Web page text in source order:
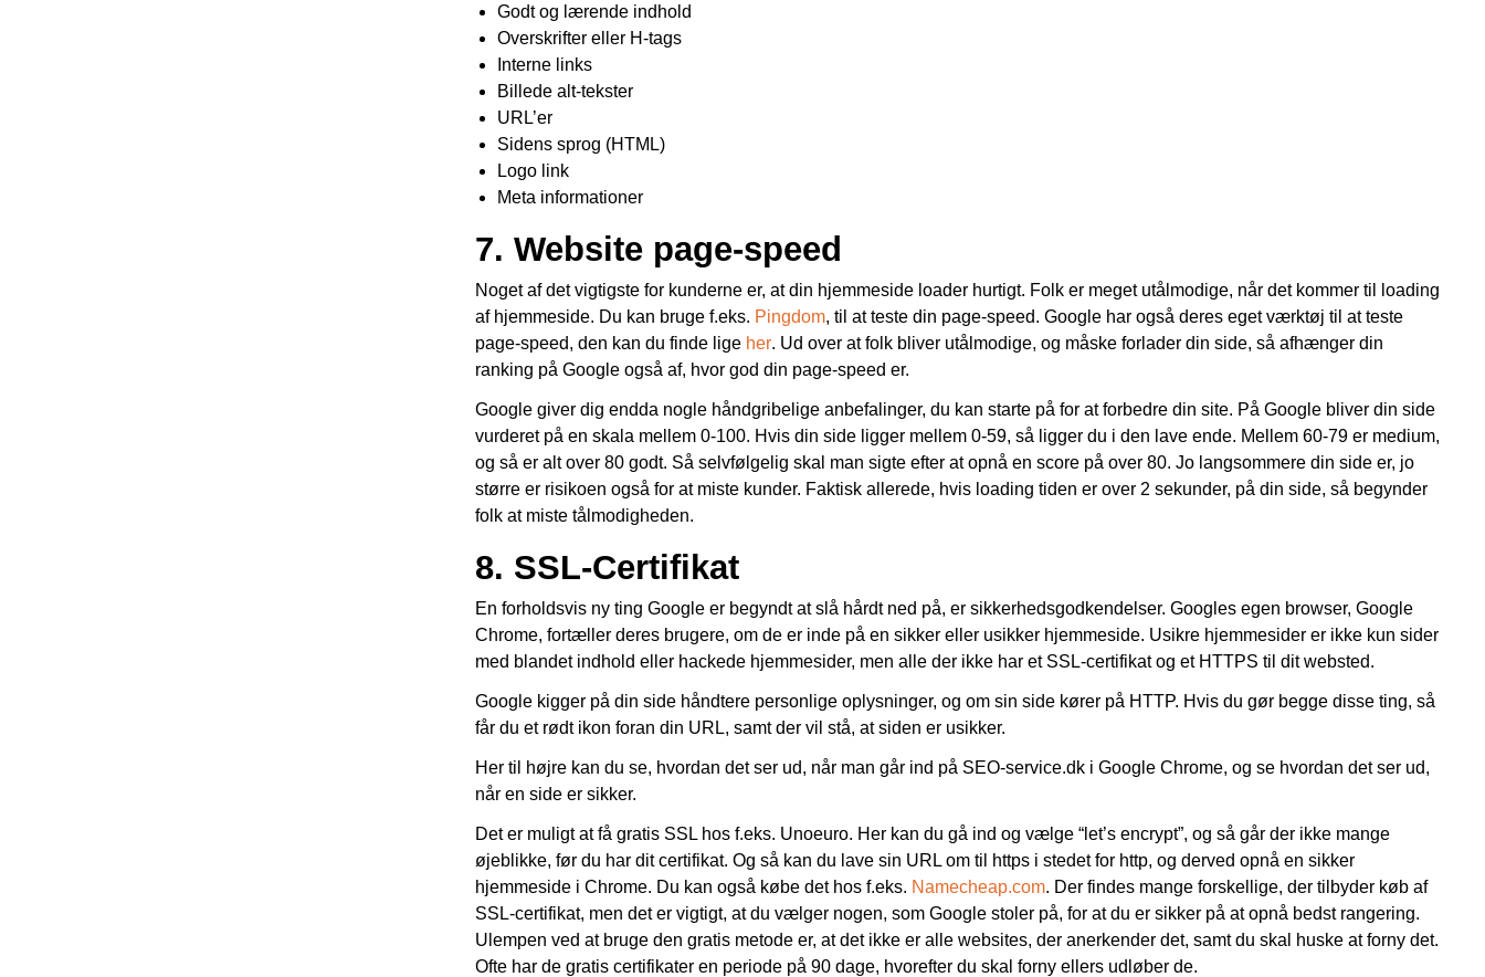
Godt og lærende indhold
Overskrifter eller H-tags
Interne links
Billede alt-tekster
URL’er
Sidens sprog (HTML)
Logo link
Meta informationer
7. Website page-speed
Noget af det vigtigste for kunderne er, at din hjemmeside loader hurtigt. Folk er meget utålmodige, når det kommer til loading
af hjemmeside. Du kan bruge f.eks. Pingdom, til at teste din page-speed. Google har også deres eget værktøj til at teste
page-speed, den kan du finde lige her. Ud over at folk bliver utålmodige, og måske forlader din side, så afhænger din
ranking på Google også af, hvor god din page-speed er.
Google giver dig endda nogle håndgribelige anbefalinger, du kan starte på for at forbedre din site. På Google bliver din side
vurderet på en skala mellem 0-100. Hvis din side ligger mellem 0-59, så ligger du i den lave ende. Mellem 60-79 er medium,
og så er alt over 80 godt. Så selvfølgelig skal man sigte efter at opnå en score på over 80. Jo langsommere din side er, jo
større er risikoen også for at miste kunder. Faktisk allerede, hvis loading tiden er over 2 sekunder, på din side, så begynder
folk at miste tålmodigheden.
8. SSL-Certifikat
En forholdsvis ny ting Google er begyndt at slå hårdt ned på, er sikkerhedsgodkendelser. Googles egen browser, Google
Chrome, fortæller deres brugere, om de er inde på en sikker eller usikker hjemmeside. Usikre hjemmesider er ikke kun sider
med blandet indhold eller hackede hjemmesider, men alle der ikke har et SSL-certifikat og et HTTPS til dit websted.
Google kigger på din side håndtere personlige oplysninger, og om sin side kører på HTTP. Hvis du gør begge disse ting, så
får du et rødt ikon foran din URL, samt der vil stå, at siden er usikker.
Her til højre kan du se, hvordan det ser ud, når man går ind på SEO-service.dk i Google Chrome, og se hvordan det ser ud,
når en side er sikker.
Det er muligt at få gratis SSL hos f.eks. Unoeuro. Her kan du gå ind og vælge “let’s encrypt”, og så går der ikke mange
øjeblikke, før du har dit certifikat. Og så kan du lave sin URL om til https i stedet for http, og derved opnå en sikker
hjemmeside i Chrome. Du kan også købe det hos f.eks. Namecheap.com. Der findes mange forskellige, der tilbyder køb af
SSL-certifikat, men det er vigtigt, at du vælger nogen, som Google stoler på, for at du er sikker på at opnå bedst rangering.
Ulempen ved at bruge den gratis metode er, at det ikke er alle websites, der anerkender det, samt du skal huske at forny det.
Ofte har de gratis certifikater en periode på 90 dage, hvorefter du skal forny ellers udløber de.